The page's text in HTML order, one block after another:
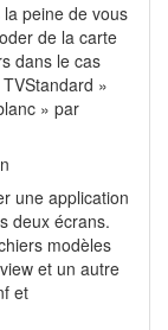
peine de vous
de la carte
dans le cas
»
» par
une application
deux écrans.
modèles
et un autre
et